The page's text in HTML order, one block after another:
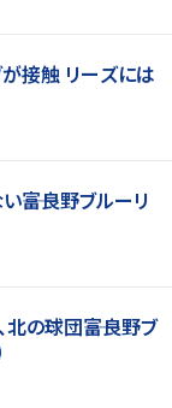
接触 リーズには
――富良野ブルーリ
の球団――富良野ブ